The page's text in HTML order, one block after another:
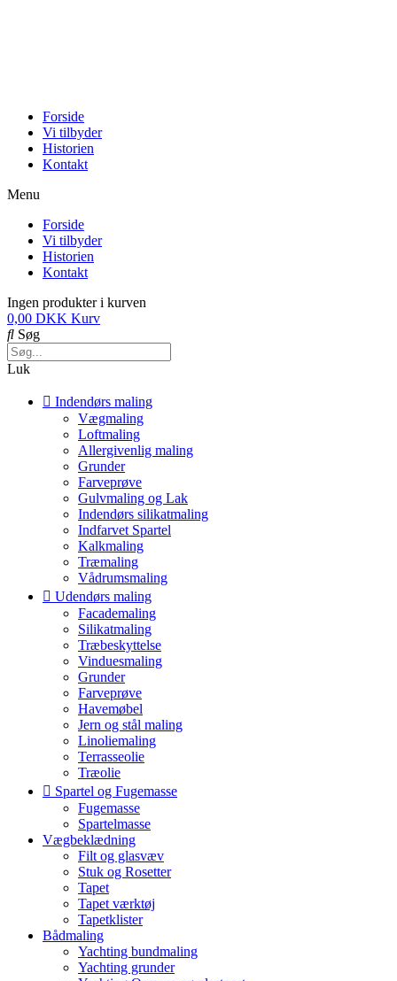
Forside
Vi tilbyder
Historien
Kontakt
Menu
Forside
Vi tilbyder
Historien
Kontakt
Ingen produkter i kurven
0,00 DKK Kurv
Søg
Luk
Indendørs maling
Vægmaling
Loftmaling
Allergivenlig maling
Grunder
Farveprøve
Gulvmaling og Lak
Indendørs silikatmaling
Indfarvet Spartel
Kalkmaling
Træmaling
Vådrumsmaling
Udendørs maling
Facademaling
Silikatmaling
Træbeskyttelse
Vinduesmaling
Grunder
Farveprøve
Havemøbel
Jern og stål maling
Linoliemaling
Terrasseolie
Træolie
Spartel og Fugemasse
Fugemasse
Spartelmasse
Vægbeklædning
Filt og glasvæv
Stuk og Rosetter
Tapet
Tapet værktøj
Tapetklister
Bådmaling
Yachting bundmaling
Yachting grunder